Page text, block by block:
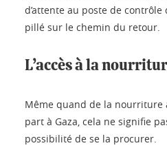
d’attente au poste de contrôle
pillé sur le chemin du retour.
L’accès à la
Même quand de la
part à Gaza, cela ne signifie
possibilité de se la procurer.